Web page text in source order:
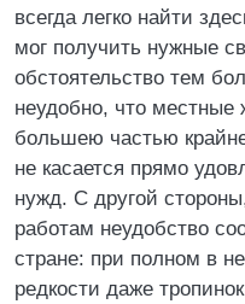
всегда легко найти
мог получить нужные
обстоятельство тем
неудобно, что
большею частью
не касается прямо
нужд. С другой
работам неудобство
стране: при полном в
редкости даже